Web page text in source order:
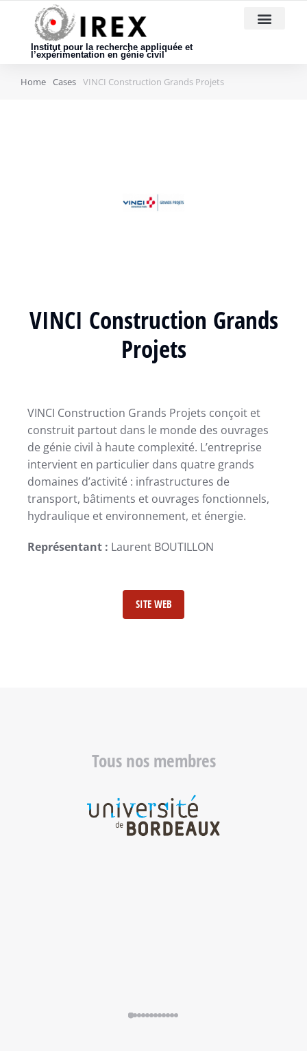
Institut pour la recherche appliquée et
l’expérimentation en génie civil
Home Cases VINCI Construction Grands Projets
VINCI Construction Grands
Projets
VINCI Construction Grands Projets conçoit et
construit partout dans le monde des ouvrages
de génie civil à haute complexité. L’entreprise
intervient en particulier dans quatre grands
domaines d’activité : infrastructures de
transport, bâtiments et ouvrages fonctionnels,
hydraulique et environnement, et énergie.
Représentant : Laurent BOUTILLON
SITE WEB
Tous nos membres